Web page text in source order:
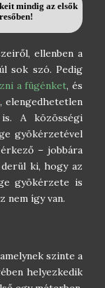
mindig az elsők
ellenben a
sok szó. Pedig
a fügénket, és
, elengedhetetlen
A közösségi
gyökérzetével
– jobbára
ki, hogy az
gyökérzete is
nem így van.
szinte a
helyezkedik